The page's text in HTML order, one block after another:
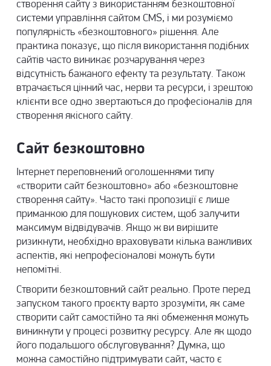
створення сайту з використанням безкоштовної
системи управління сайтом CMS, і ми розуміємо
популярність «безкоштовного» рішення. Але
практика показує, що після використання подібних
сайтів часто виникає розчарування через
відсутність бажаного ефекту та результату. Також
втрачається цінний час, нерви та ресурси, і зрештою
клієнти все одно звертаються до професіоналів для
створення якісного сайту.
Сайт безкоштовно
Інтернет переповнений оголошеннями типу
«створити сайт безкоштовно» або «безкоштовне
створення сайту». Часто такі пропозиції є лише
приманкою для пошукових систем, щоб залучити
максимум відвідувачів. Якщо ж ви вирішите
ризикнути, необхідно враховувати кілька важливих
аспектів, які непрофесіоналові можуть бути
непомітні.
Створити безкоштовний сайт реально. Проте перед
запуском такого проєкту варто зрозуміти, як саме
створити сайт самостійно та які обмеження можуть
виникнути у процесі розвитку ресурсу. Але як щодо
його подальшого обслуговування? Думка, що
можна самостійно підтримувати сайт, часто є